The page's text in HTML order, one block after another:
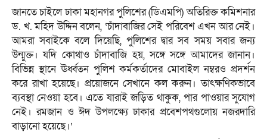
জানতে চাইলে ঢাকা মহানগর পুলিশের (ডিএমপি) অতিরিক্ত কমিশনার
ড. খ. মহিদ উদ্দিন বলেন, ‘চাঁদাবাজির সেই পরিবেশ এখন আর নেই।
আমরা সবাইকে বলে দিয়েছি, পুলিশের দ্বার সব সময় সবার জন্য
উন্মুক্ত। যদি কোথাও চাঁদাবাজি হয়, সঙ্গে সঙ্গে আমাদের জানান।
বিভিন্ন স্থানে ঊর্ধ্বতন পুলিশ কর্মকর্তাদের মোবাইল নম্বরও প্রদর্শন
করে রাখা হয়েছে। প্রয়োজনে সেখানে কল করুন। তাৎক্ষণিকভাবে
ব্যবস্থা নেওয়া হবে। এতে যারাই জড়িত থাকুক, পার পাওয়ার সুযোগ
নেই। রমজান ও ঈদ উপলক্ষ্যে ঢাকার প্রবেশপথগুলোয় নজরদারি
বাড়ানো হয়েছে।’